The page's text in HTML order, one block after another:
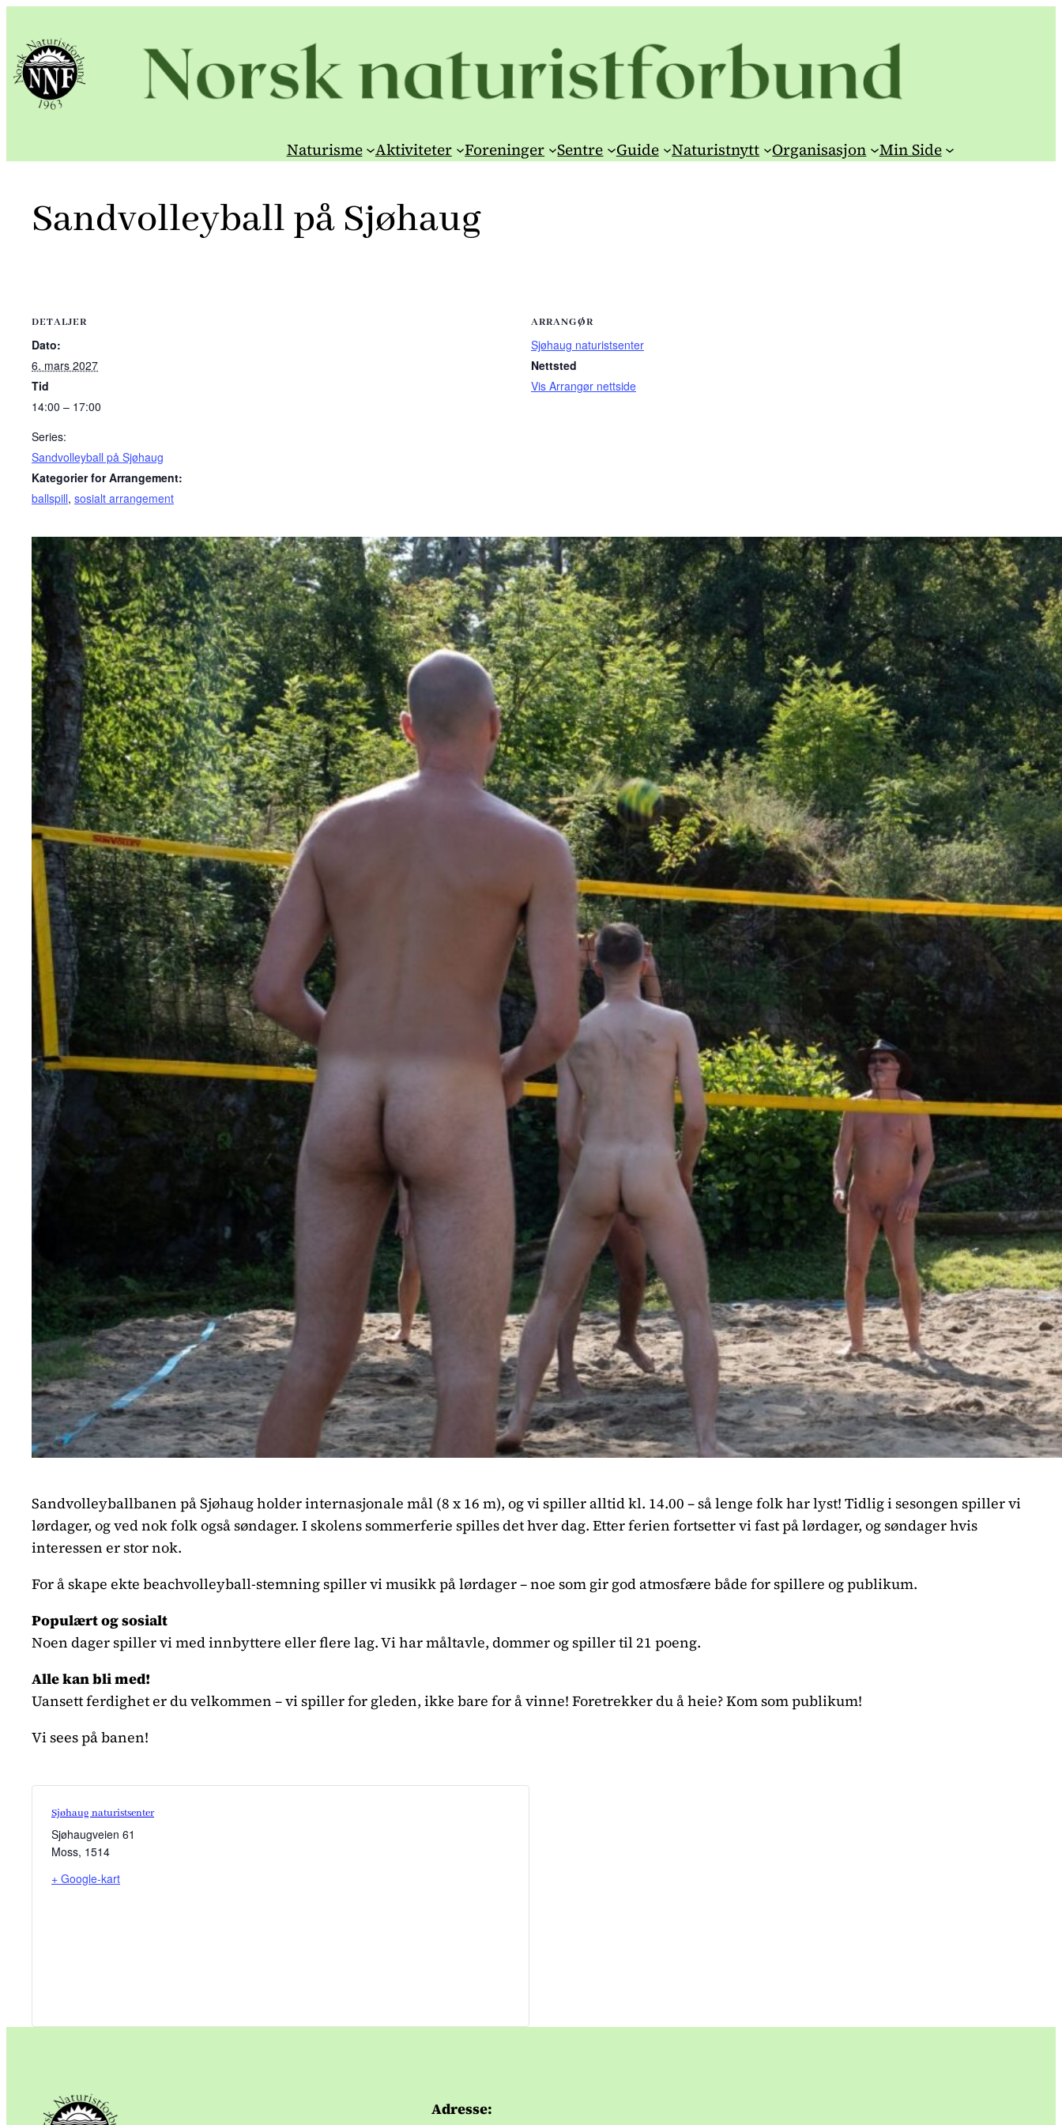
innhold
Naturisme Aktiviteter Foreninger Sentre Guide Naturistnytt Organisasjon Min Side
Sandvolleyball på Sjøhaug
DETALJER
Dato:
6. mars 2027
Tid
14:00 – 17:00
Series:
Sandvolleyball på Sjøhaug
Kategorier for Arrangement:
ballspill, sosialt arrangement
ARRANGØR
Sjøhaug naturistsenter
Nettsted
Vis Arrangør nettside
Sandvolleyballbanen på Sjøhaug holder internasjonale mål (8 x 16 m), og vi spiller alltid kl. 14.00 – så lenge folk har lyst! Tidlig i sesongen spiller vi
lørdager, og ved nok folk også søndager. I skolens sommerferie spilles det hver dag. Etter ferien fortsetter vi fast på lørdager, og søndager hvis
interessen er stor nok.
For å skape ekte beachvolleyball-stemning spiller vi musikk på lørdager – noe som gir god atmosfære både for spillere og publikum.
Populært og sosialt
Noen dager spiller vi med innbyttere eller flere lag. Vi har måltavle, dommer og spiller til 21 poeng.
Alle kan bli med!
Uansett ferdighet er du velkommen – vi spiller for gleden, ikke bare for å vinne! Foretrekker du å heie? Kom som publikum!
Vi sees på banen!
Sjøhaug naturistsenter
Sjøhaugveien 61
Moss, 1514
+ Google-kart
Adresse: